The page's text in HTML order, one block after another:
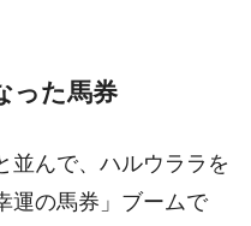
った馬券
並んで、ハルウララを
運の馬券」ブームで